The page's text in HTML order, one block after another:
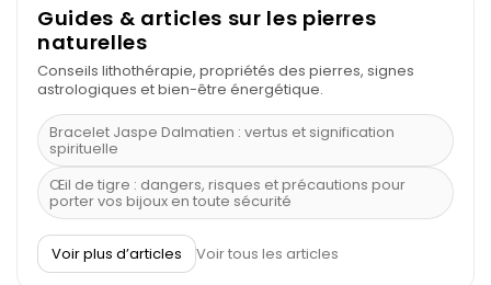
Guides & articles sur les pierres
naturelles
Conseils lithothérapie, propriétés des pierres, signes
astrologiques et bien-être énergétique.
Bracelet Jaspe Dalmatien : vertus et signification
spirituelle
Œil de tigre : dangers, risques et précautions pour
porter vos bijoux en toute sécurité
À quel poignet porter un bracelet de pierre
Découvrez le scorpion et ses pierres
Voir plus d’articles Voir tous les articles